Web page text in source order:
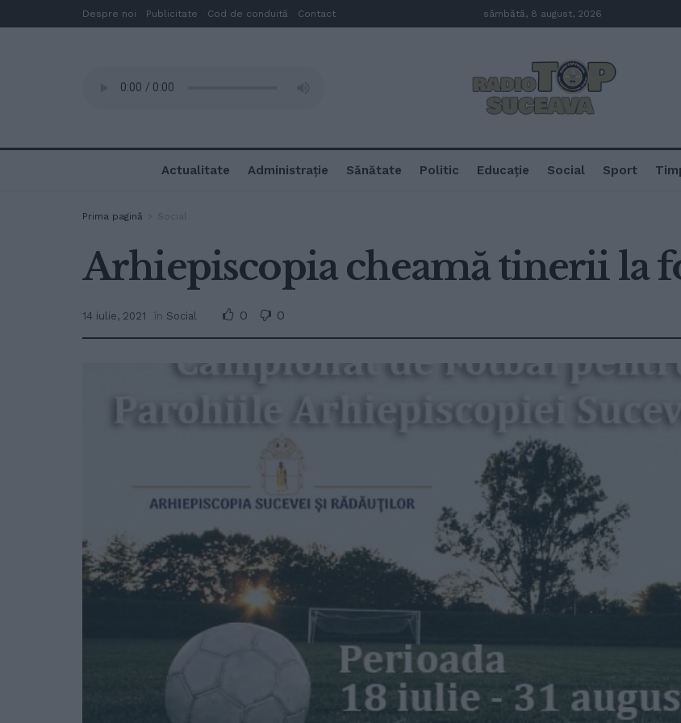
Despre noi Publicitate Cod de conduită Contact sâmbătă, 8 august, 2026
Actualitate Administrație Sănătate Politic Educație Social Sport
Prima pagină Social
Arhiepiscopia cheamă tinerii la
14 iulie, 2021 în Social 0 0